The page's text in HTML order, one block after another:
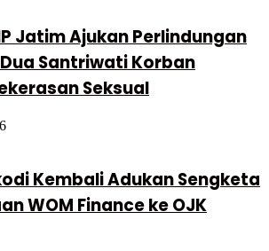
Jatim Ajukan Perlindungan
Dua Santriwati Korban
Seksual
Kembali Adukan Sengketa
WOM Finance ke OJK